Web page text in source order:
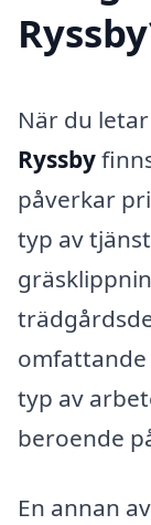
När du
Ryssby
påverkar
typ av
typ av
beroende
En annan